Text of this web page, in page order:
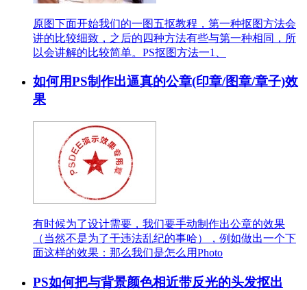
原图下面开始我们的一图五抠教程，第一种抠图方法会
讲的比较细致，之后的四种方法有些与第一种相同，所
以会讲解的比较简单。PS抠图方法一1、
如何用PS制作出逼真的公章(印章/图章/章子)效
果
有时候为了设计需要，我们要手动制作出公章的效果
（当然不是为了干违法乱纪的事哈），例如做出一个下
面这样的效果：那么我们是怎么用Photo
PS如何把与背景颜色相近带反光的头发抠出